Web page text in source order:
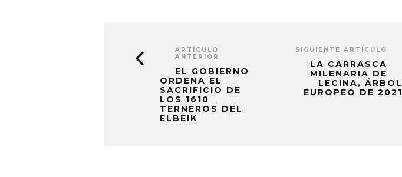
ARTÍCULO
ANTERIOR
EL GOBIERNO
ORDENA EL
SACRIFICIO DE
LOS 1610
TERNEROS DEL
ELBEIK
SIGUIENTE ARTÍCULO
LA CARRASCA
MILENARIA DE
LECINA, ÁRBOL
EUROPEO DE 2021